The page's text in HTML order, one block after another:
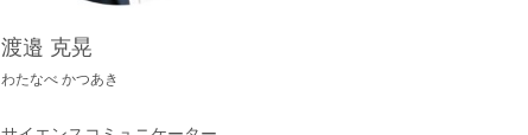
渡邉 克晃
わたなべ かつあき